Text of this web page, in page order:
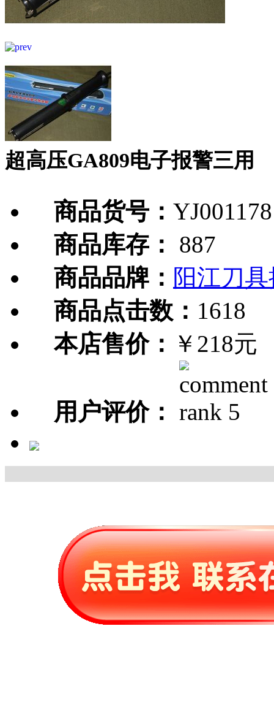
超高压GA809电子报警三用
商品货号： YJ001178
商品库存：
887
商品品牌： 阳江刀
商品点击数： 1618
本店售价： ￥218元
用户评价：